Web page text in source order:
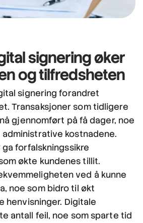
signering øker
ogtilfredsheten
signering forandret
Transaksjoner som tidligere
gjennomført på få dager, noe
kostnadene.
forfalskningssikre
økte kundenes tillit.
ved å kunne
noe som bidro til økt
henvisninger. Digitale
antall feil, noe som sparte tid